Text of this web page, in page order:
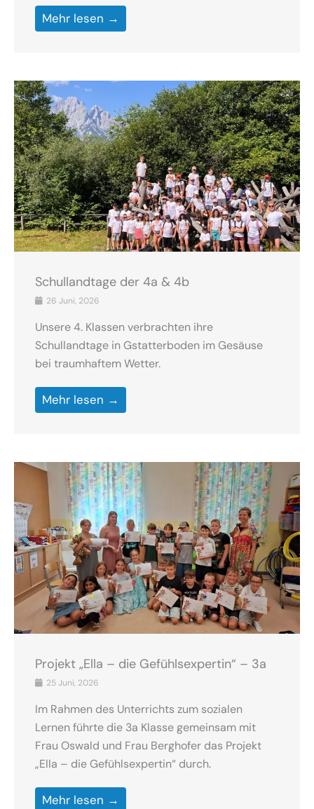
Mehr lesen →
Schullandtage der 4a & 4b
26 Juni, 2026
Unsere 4. Klassen verbrachten ihre
Schullandtage in Gstatterboden im Gesäuse
bei traumhaftem Wetter.
Mehr lesen →
Projekt „Ella – die Gefühlsexpertin“ – 3a
25 Juni, 2026
Im Rahmen des Unterrichts zum sozialen
Lernen führte die 3a Klasse gemeinsam mit
Frau Oswald und Frau Berghofer das Projekt
„Ella – die Gefühlsexpertin“ durch.
Mehr lesen →